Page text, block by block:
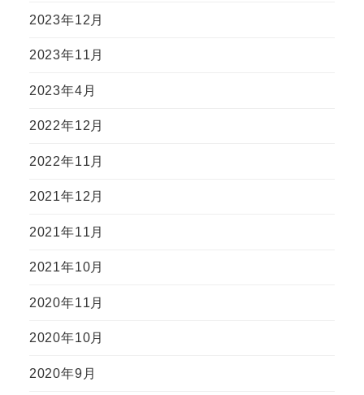
2023年12月
2023年11月
2023年4月
2022年12月
2022年11月
2021年12月
2021年11月
2021年10月
2020年11月
2020年10月
2020年9月